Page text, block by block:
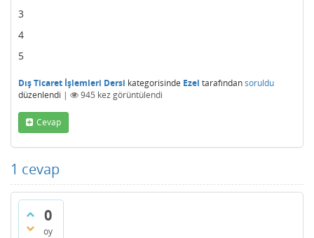
3
4
5
Dış Ticaret İşlemleri Dersi kategorisinde Ezel tarafındansoruldu
düzenlendi | 945 kez görüntülendi
Cevap
1 cevap
0
oy